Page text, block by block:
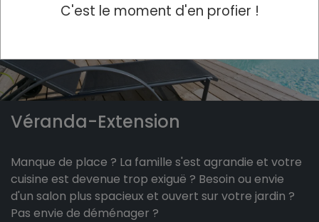
Véranda-Extension
Manque de place ? La famille s'est agrandie et votre
cuisine est devenue trop exiguë ? Besoin ou envie
d'un salon plus spacieux et ouvert sur votre jardin ?
Pas envie de déménager ?
C'est le moment d'en profier !